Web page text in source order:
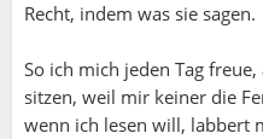
Recht, indem was sie sagen.
So ich mich jeden Tag
sitzen, weil mir keiner die
wenn ich lesen will, labbert
Ola: